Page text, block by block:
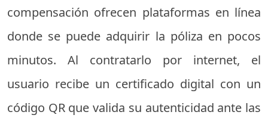
compensación ofrecen plataformas en línea
donde se puede adquirir la póliza en pocos
minutos. Al contratarlo por internet, el
usuario recibe un certificado digital con un
código QR que valida su autenticidad ante las